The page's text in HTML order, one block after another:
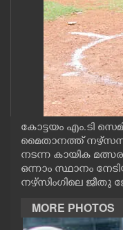
OPINION
PHOTOS
LIFESTYLE
SPIRITUAL
INFO+
ART
കോട്ടയം എം.ടി
മൈതാനത്ത് നഴ്സസ്
നടന്ന കായിക
ഒന്നാം സ്ഥാനം
നഴ്സിംഗിലെ ജീതു
MORE PHOTOS